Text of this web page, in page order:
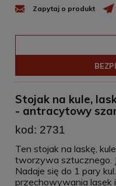
Zapytaj o produkt
Stojak na kule,
- antracytowy
kod: 2731
Ten stojak na laskę,
tworzywa sztucznego.
Nadaje się do 1 pary
przechowywania lasek